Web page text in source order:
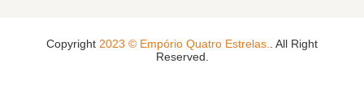
Copyright 2023 © Empório Quatro Estrelas.. All Right
Reserved.